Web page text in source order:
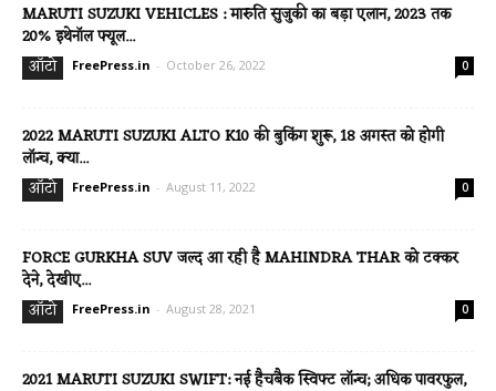
MARUTI SUZUKI VEHICLES : मारुति सुजुकी का बड़ा एलान, 2023 तक
20% इथेनॉल फ्यूल...
ऑटो
FreePress.in - October 26, 2022 0
2022 MARUTI SUZUKI ALTO K10 की बुकिंग शुरू, 18 अगस्त को होगी
लॉन्च, क्या...
ऑटो
FreePress.in - August 11, 2022 0
FORCE GURKHA SUV जल्द आ रही है MAHINDRA THAR को टक्कर
देने, देखीए...
ऑटो
FreePress.in - August 28, 2021 0
2021 MARUTI SUZUKI SWIFT: नई हैचबैक स्विफ्ट लॉन्च; अधिक पावरफुल,